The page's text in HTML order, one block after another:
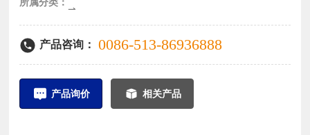
所属分类：
⇀
产品咨询： 0086-513-86936888
产品询价 相关产品